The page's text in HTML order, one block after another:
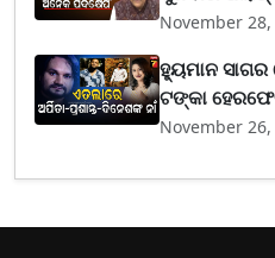
November 28,
ହ୍ୟୁମାନ
ଟଙ୍କା
November 26,